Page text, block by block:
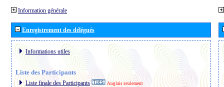
Information générale
Enregistrement des délégués
Informations utiles
Liste des Participants
Liste finale des Participants Anglais seulement